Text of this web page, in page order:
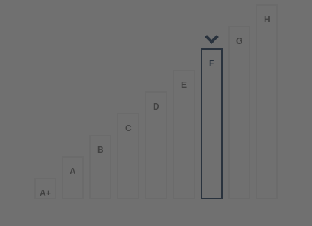
A+
A
B
C
D
E
F
G
H